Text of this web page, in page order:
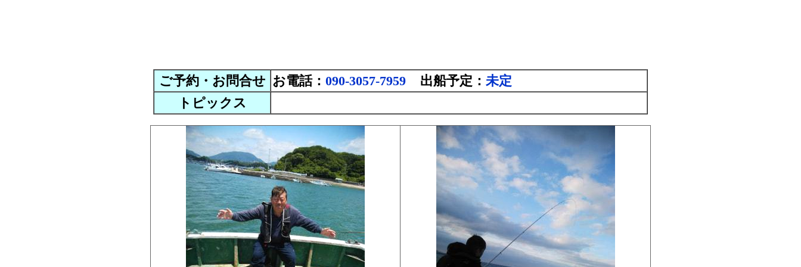
ご予約・お問合せ お電話： 090-3057-7959 出船予定： 未定
トピックス